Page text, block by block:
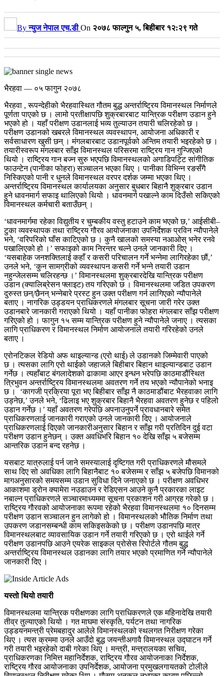
Byन्युज नेपाल एच.डी On २०७८ फाल्गुन ५, बिहीबार १२:२९ गते
भैरहवा — ०५ फागुन २०७८
भैरहवा , रूपन्देहीको भैरहवास्थित गौतम बुद्ध अन्तर्राष्ट्रिय विमानस्थल निर्माणले
पूर्णता पाएको छ । लामो प्रतीक्षापछि शुक्रबारबाट यान्त्रिक परीक्षण उडान हुने
भएको हो । यहाँ परीक्षण उडानलाई भव्य तुल्याउन तयारी चलिरहेको छ ।
परीक्षण उडानको खबरले विमानस्थल व्यवस्थापन, आयोजना अधिकारी र
सर्वसाधारण खुसी छन् । मंगलबारबाट उडानपूर्वको अन्तिम तयारी भइरहेको छ ।
तयारीस्वरूप मंगलबार साँझ विमानस्थल परिसरमा राष्ट्रिय गान गुन्जिएको
थियो । राष्ट्रिय गान बज्न सुरु भएपछि विमानस्थलको अगाडिपट्टि सांगीतिक
फाउन्टेन (पानीका फोहरा) सञ्चालन भएका थिए । पानीका विभिन्न रङसँगै
निस्किएको पानी र धुनले विमानस्थल वरपर दर्शक जम्मा भएका थिए ।
अन्तर्राष्ट्रिय विमानस्थल कार्यालयका अनुसार बुधबार बिहानै शुक्रबार उडान
हुने धावनमार्ग सफाइ थालिएको थियो । धावनमार्ग पखाल्ने काम दिउँसो सकिएको
विमानस्थल कर्मचारी बताउँछन् ।
‘धावनमार्गमा रहेका विद्युतीय र चुम्बकीय वस्तु हटाउने काम भएको छ,’ आईसीबी–
टुका व्यवस्थापक तथा राष्ट्रिय गौरव आयोजनाका उपनिर्देशक प्रविन न्यौपानेले
भने, ‘वरिपरिको घाँस काटिएको छ ।कुनै खालको समस्या नआओस् भनेर रनवे
पखालिएको हो ।’ सफाइको काम निरन्तर चल्ने उनले जानकारी दिए ।
‘यसबाहेक जनशक्तिलाई कहाँ र कसरी परिचालन गर्ने भन्नेमा लागिरहेका छौं,’
उनले भने, ‘कुन सामग्रीको व्यवस्थापन कसरी गर्ने भन्ने तयारी उडान
नहुन्जेलसम्म चलिरहन्छ ।’विमानस्थलमा शुक्रबारदेखि यान्त्रिक परीक्षण
उडान (क्यालिब्रेसन फ्लाइट) तय गरिएको छ । विमानस्थलमा जडित उपकरण
दुरुस्त छन्/छैनन् भन्नेबारे प्रस्ट हुन उक्त परीक्षण गर्न लागिएको न्यौपानेले
बताए । नागरिक उड्डयन प्राधिकरणले मंगलबार सूचना जारी गरेर उक्त
उडानबारे जानकारी गराएको थियो । यहाँ पानीका फोहरा मंगलबार साँझ परीक्षण
गरिएको हो । फागुन १५ सम्म यान्त्रिक परीक्षण हुने न्यौपानेले जनाए । त्यसका
लागि प्राधिकरण र विमानस्थल निर्माण आयोजनाले तयारी गरिरहेको उनले
बताए ।
एरोनटिकल रेडियो अफ थाइल्यान्ड (एरो थाई) ले उडानको जिम्मेवारी पाएको
छ ।त्यसका लागि एरो थाईको जहाजले बिहीबार बिहान थाइल्यान्डबाट उडान
गर्नेछ । त्यहाँबाट बंगलादेशको ढाकामा आएर इन्धन भरेपछि काठमाडौंस्थित
त्रिभुवन अन्तर्राष्ट्रिय विमानस्थलमा अवतरण गर्ने तय भएको न्यौपानेको भनाइ
छ । ‘कागजी प्रक्रिया पूरा भए बिहीबार साँझ नै काठमाडौंबाट भैरहवाका लागि
उड्नेछ,’ उनले भने, ‘ढिलाइ भए शुक्रबार बिहानै भैरहवा अवतरण हुनेछ र पहिलो
उडान गर्नेछ ।’ यहाँ अवतरण गरेपछि अपनाउनुपर्ने प्रावधानबारे समेत
प्राधिकरणलाई जानकारी गराएको उनले जानकारी दिए । आयोजनाले
प्राधिकरणलाई दिएको जानकारीअनुसार बिहान र साँझ गरी प्रतिदिन दुई वटा
परीक्षण उडान हुनेछन् ।उक्त अवधिभरि बिहान १० देखि साँझ ५ बजेसम्म
आन्तरिक उडान बन्द रहनेछ ।
यसबाट यात्रुलाई पर्न जाने समस्यालाई दृष्टिगत गरी प्राधिकरणले मौसमले
साथ दिए सो अवधिका लागि बिहानैबाट १० बजेसम्म र साँझ ५ बजेपछि विमानको
मागअनुसारको समयसम्म उडान सुविधा दिने जनाएको छ । परीक्षण अवधिभर
आकाशमा ड्रोन क्यामेरा नउडाउन र रेडिएसन आउने कुनै प्रकारका लाइट
नबाल्न प्राधिकरणले सञ्चारमाध्यममा सूचना प्रकाशन गरी आग्रह गरेको छ ।
राष्ट्रिय गौरवको आयोजनाका रूपमा रहेको भैरहवा विमानस्थलमा १० दिनसम्म
परीक्षण उडान सञ्चालन हुन लागेको हो । विमानस्थलको भौतिक निर्माण तथा
उपकरण जडानसम्बन्धी काम सकिइसकेको छ । परीक्षण उडानपछि मात्र
विमानस्थलबाट व्यावसायिक उडान गर्ने तयारी गरिएको छ । एरो थाईले गर्ने
परीक्षण उडानपछि आउने एयरेक साइकल प्रोसेस रिपोर्टले गौतम बुद्ध
अन्तर्राष्ट्रिय विमानस्थल उडानका लागि तयार भएको प्रमाणित गर्ने न्यौपानेले
जानकारी दिए ।
यस्तो थियो तयारी
विमानस्थलमा यान्त्रिक परीक्षणका लागि प्राधिकरणले एक महिनादेखि तयारी
तीव्र तुल्याएको थियो । गत माघमा संस्कृति, पर्यटन तथा नागरिक
उड्डयनमन्त्री प्रेमबहादुर आलेले विमानस्थलको स्थलगत निरीक्षण गरेका
थिए । त्यस क्रममा उनले आउँदो बुद्ध जयन्तीअगावै विमानस्थल उद्घाटन गर्ने
गरी तयारी भइरहेको दाबी गरेका थिए । मन्त्री, मन्त्रालयका सचिव,
प्राधिकरणका निमित्त महानिर्देशक, राष्ट्रिय गौरव आयोजनाका निर्देशक,
राष्ट्रिय गौरव आयोजनाका उपनिर्देशक, आयोजना प्रमुखलगायतको टोलीले